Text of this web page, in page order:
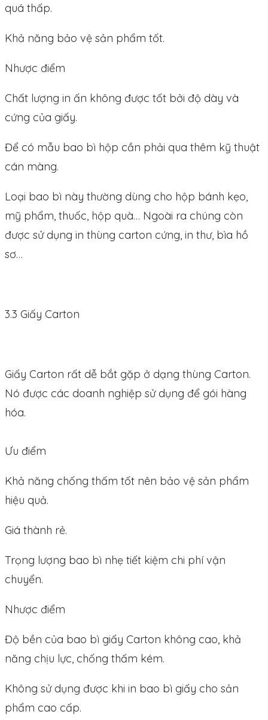
quá thấp.
Khả năng bảo vệ sản phẩm tốt.
Nhược điểm
Chất lượng in ấn không được tốt bởi độ dày và
cứng của giấy.
Để có mẫu bao bì hộp cần phải qua thêm kỹ thuật
cán màng.
Loại bao bì này thường dùng cho hộp bánh kẹo,
mỹ phẩm, thuốc, hộp quà… Ngoài ra chúng còn
được sử dụng in thùng carton cứng, in thư, bìa hồ
sơ…
3.3 Giấy Carton
Giấy Carton rất dễ bắt gặp ở dạng thùng Carton.
Nó được các doanh nghiệp sử dụng để gói hàng
hóa.
Ưu điểm
Khả năng chống thấm tốt nên bảo vệ sản phẩm
hiệu quả.
Giá thành rẻ.
Trọng lượng bao bì nhẹ tiết kiệm chi phí vận
chuyển.
Nhược điểm
Độ bền của bao bì giấy Carton không cao, khả
năng chịu lực, chống thấm kém.
Không sử dụng được khi in bao bì giấy cho sản
phẩm cao cấp.